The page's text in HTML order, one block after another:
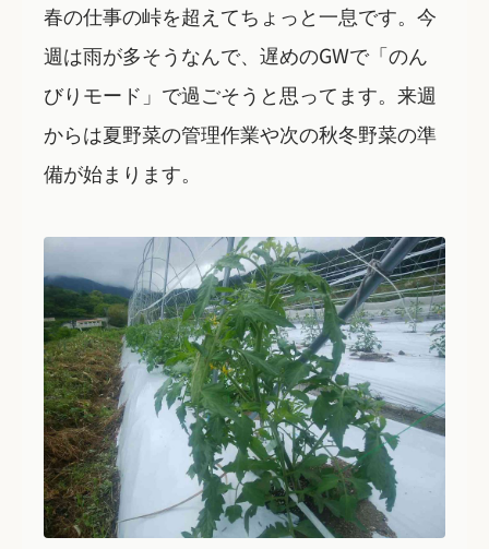
春の仕事の峠を超えてちょっと一息です。今
週は雨が多そうなんで、遅めのGWで「のん
びりモード」で過ごそうと思ってます。来週
からは夏野菜の管理作業や次の秋冬野菜の準
備が始まります。